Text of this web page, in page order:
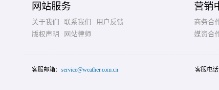
网站服务
关于我们 联系我们
用户反馈
版权声明
网站律师
营销
商务合
媒资合
客服邮箱： service@weather.com.cn 客服电